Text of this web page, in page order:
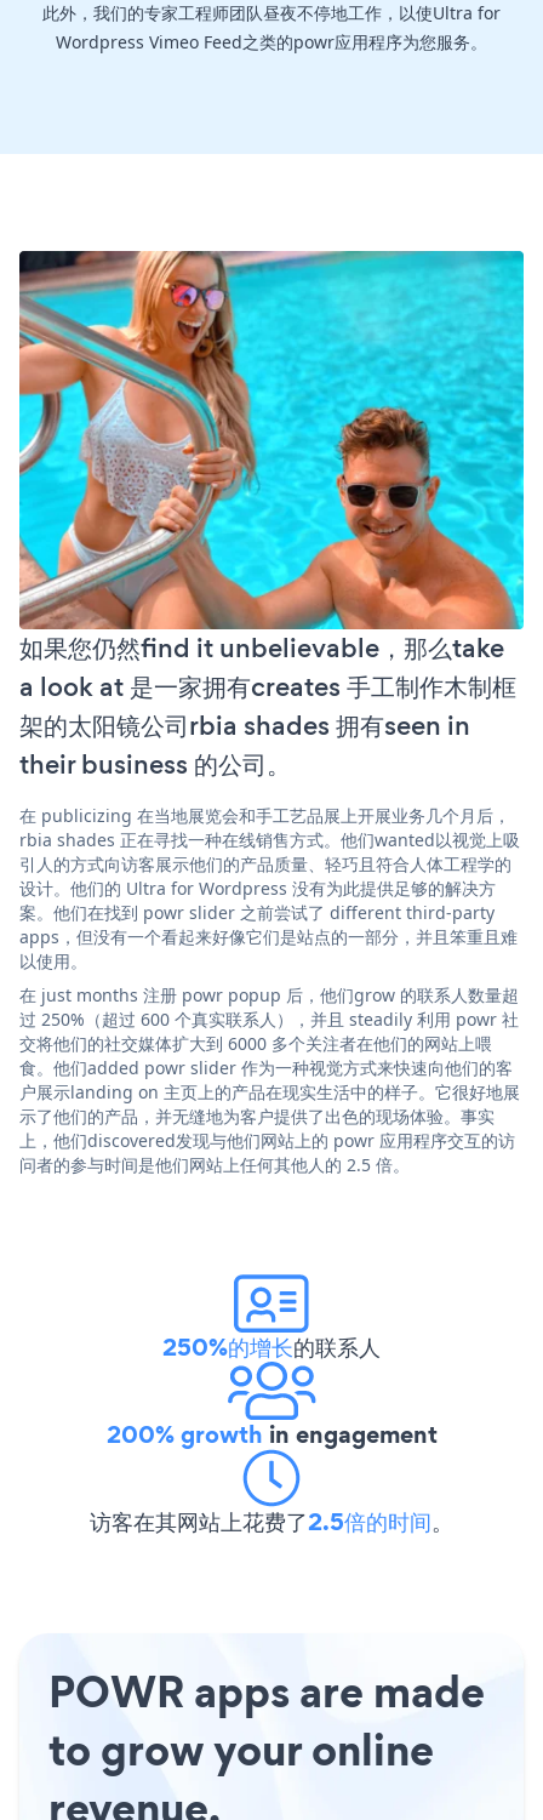
此外，我们的专家工程师团队昼夜不停地工作，以使Ultra for
Wordpress Vimeo Feed之类的powr应用程序为您服务。
如果您仍然find it unbelievable，那么take
a look at 是一家拥有creates 手工制作木制框
架的太阳镜公司rbia shades 拥有seen in
their business 的公司。
在 publicizing 在当地展览会和手工艺品展上开展业务几个月后，
rbia shades 正在寻找一种在线销售方式。他们wanted以视觉上吸
引人的方式向访客展示他们的产品质量、轻巧且符合人体工程学的
设计。他们的 Ultra for Wordpress 没有为此提供足够的解决方
案。他们在找到 powr slider 之前尝试了 different third-party
apps，但没有一个看起来好像它们是站点的一部分，并且笨重且难
以使用。
在 just months 注册 powr popup 后，他们grow 的联系人数量超
过 250%（超过 600 个真实联系人），并且 steadily 利用 powr 社
交将他们的社交媒体扩大到 6000 多个关注者在他们的网站上喂
食。他们added powr slider 作为一种视觉方式来快速向他们的客
户展示landing on 主页上的产品在现实生活中的样子。它很好地展
示了他们的产品，并无缝地为客户提供了出色的现场体验。事实
上，他们discovered发现与他们网站上的 powr 应用程序交互的访
问者的参与时间是他们网站上任何其他人的 2.5 倍。
250%的增长的联系人
200% growth in engagement
访客在其网站上花费了2.5倍的时间。
POWR apps are made
to grow your online
revenue.